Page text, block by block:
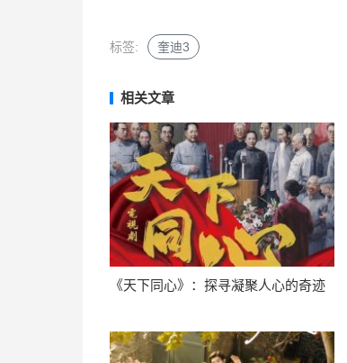
标签: 奎迪3
相关文章
《天下同心》：探寻凝聚人心的奇迹